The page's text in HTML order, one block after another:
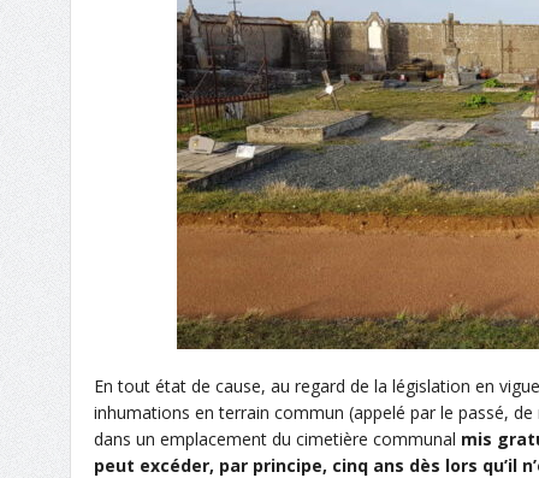
En tout état de cause, au regard dela législationen
inhumations en terrain commun (appelé par le passé,
dansunemplacement du cimetière communal mis
peut excéder, par principe, cinq ans dès lors qu’il